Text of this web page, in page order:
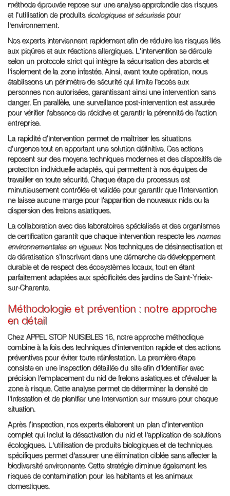
méthode éprouvée repose sur une analyse approfondie des risques
et l'utilisation de produits écologiques et sécuriséspour
l'environnement.
Nos experts interviennent rapidement afin de réduire les risques liés
aux piqûres et aux réactions allergiques. L'intervention se déroule
selon un protocole strict qui intègre la sécurisation des abords et
l'isolement de la zone infestée. Ainsi, avant toute opération, nous
établissons un périmètre de sécurité qui limite l'accès aux
personnes non autorisées, garantissant ainsi une intervention sans
danger. En parallèle, une surveillance post-intervention est assurée
pour vérifier l'absence de récidive et garantir la pérennité de l'action
entreprise.
La rapidité d'intervention permet de maîtriser les situations
d'urgence tout en apportant une solution définitive. Ces actions
reposent sur des moyens techniques modernes et des dispositifs de
protection individuelle adaptés, qui permettent à nos équipes de
travailler en toute sécurité. Chaque étape du processus est
minutieusement contrôlée et validée pour garantir que l'intervention
ne laisse aucune marge pour l'apparition de nouveaux nids ou la
dispersion des frelons asiatiques.
La collaboration avec des laboratoires spécialisés et des organismes
de certification garantit que chaque intervention respecte les normes
environnementales en vigueur. Nos techniques de désinsectisation et
de dératisation s'inscrivent dans une démarche de développement
durable et de respect des écosystèmes locaux, tout en étant
parfaitement adaptées aux spécificités des jardins de Saint-Yrieix-
sur-Charente.
Méthodologie et prévention : notre approche
en détail
Chez APPEL STOP NUISIBLES 16, notre approche méthodique
combine à la fois des techniques d'intervention rapide et des actions
préventives pour éviter toute réinfestation. La première étape
consiste en une inspection détaillée du site afin d'identifier avec
précision l'emplacement du nid de frelons asiatiques et d'évaluer la
zone à risque. Cette analyse permet de déterminer la densité de
l'infestation et de planifier une intervention sur mesure pour chaque
situation.
Après l'inspection, nos experts élaborent un plan d'intervention
complet qui inclut la désactivation du nid et l'application de solutions
écologiques. L'utilisation de produits biologiques et de techniques
spécifiques permet d'assurer une élimination ciblée sans affecter la
biodiversité environnante. Cette stratégie diminue également les
risques de contamination pour les habitants et les animaux
domestiques.